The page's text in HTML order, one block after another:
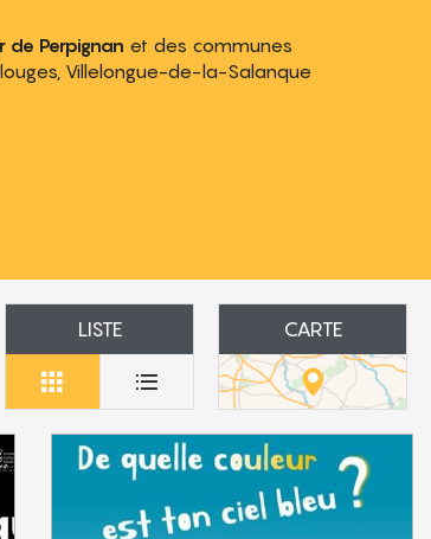
de Perpignan et des communes
Villelongue-de-la-Salanque
LISTE CARTE